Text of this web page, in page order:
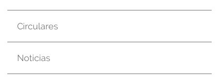
Circulares
Noticias